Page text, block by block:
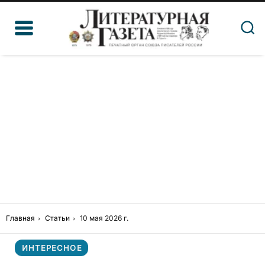
Главная Статьи 10 мая 2026 г.
ИНТЕРЕСНОЕ